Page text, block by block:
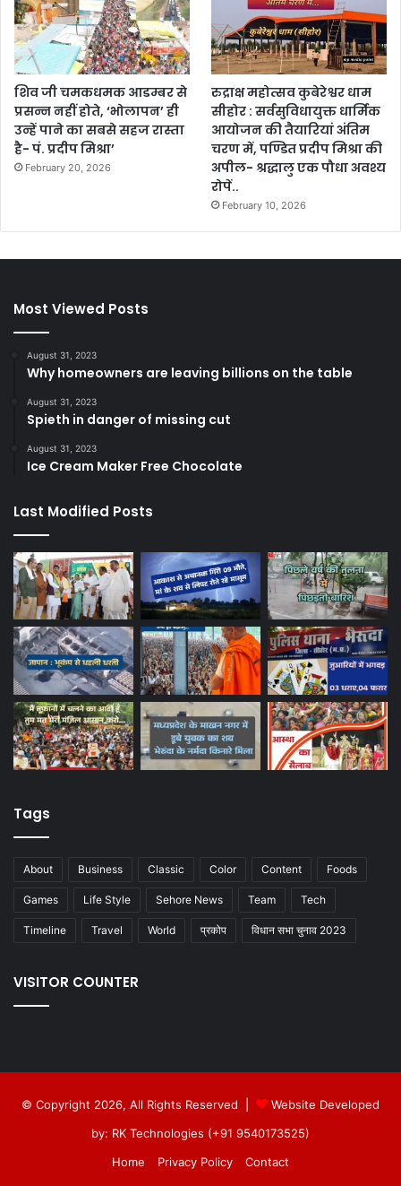
शिव जी चमकधमक आडम्बर से
प्रसन्न नहीं होते, ‘भोलापन’ ही
उन्हें पाने का सबसे सहज रास्ता
है- पं. प्रदीप मिश्रा’
February 20, 2026
रुद्राक्ष महोत्सव कुबेरेश्वर धाम
सीहोर : सर्वसुविधायुक्त धार्मिक
आयोजन की तैयारियां अंतिम
चरण में, पण्डित प्रदीप मिश्रा की
अपील- श्रद्धालु एक पौधा अवश्य
रोपें..
February 10, 2026
Most Viewed Posts
August 31, 2023
Why homeowners are leaving billions on the table
August 31, 2023
Spieth in danger of missing cut
August 31, 2023
Ice Cream Maker Free Chocolate
Last Modified Posts
Tags
About Business Classic Color Content Foods
Games Life Style Sehore News Team Tech
Timeline Travel World प्रकोप विधान सभा चुनाव 2023
VISITOR COUNTER
© Copyright 2026, All Rights Reserved |
Website Developed
by: RK Technologies (+91 9540173525)
Home
Privacy Policy Contact